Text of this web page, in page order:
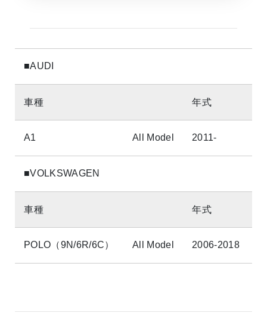
■AUDI
車種 年式
A1 All Model 2011-
■VOLKSWAGEN
車種 年式
POLO（9N/6R/6C） All Model 2006-2018